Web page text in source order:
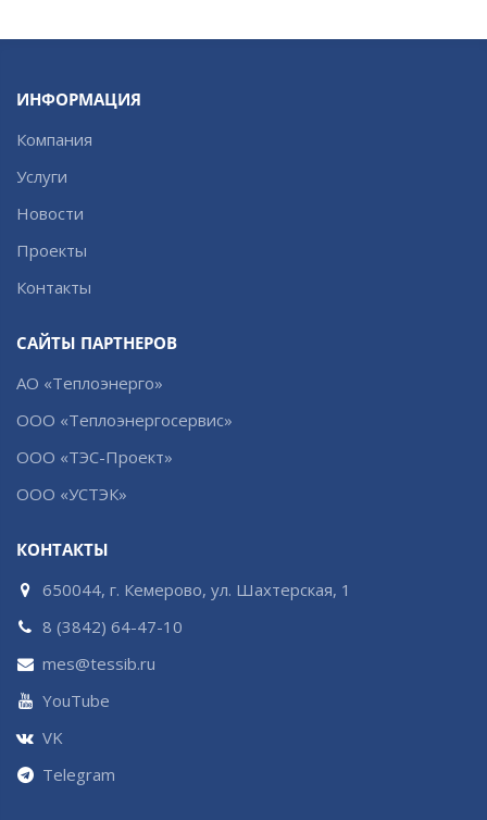
ИНФОРМАЦИЯ
Компания
Услуги
Новости
Проекты
Контакты
САЙТЫ ПАРТНЕРОВ
АО «Теплоэнерго»
ООО «Теплоэнергосервис»
ООО «ТЭС-Проект»
ООО «УСТЭК»
КОНТАКТЫ
650044, г. Кемерово, ул. Шахтерская, 1
8 (3842) 64-47-10
mes@tessib.ru
YouTube
VK
Telegram